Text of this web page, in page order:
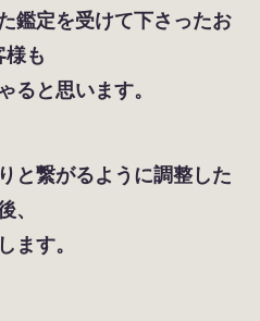
鑑定を受けて下さったお
様も
ると思います。
と繋がるように調整した
、
ます。